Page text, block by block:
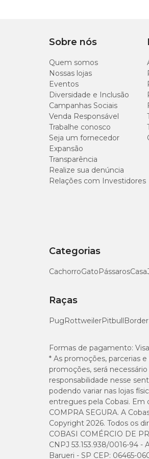
Guia para troca da areia
Caso você necessite mudar a
nova areia à antiga,
problemas.
Sobre nós
Quem somos
Nossas lojas
Eventos
Diversidade e Inclusão
Campanhas Sociais
Venda Responsável
Trabalhe conosco
Seja um fornecedor
Expansão
Transparência
Realize sua denúncia
Relações com Investidores
Categorias
CachorroGatoPássarosCasa
Raças
PugRottweilerPitbull
Formas de pagamento:
* As promoções, parcerias
promoções, será
responsabilidade nesse
podendo variar nas lojas
entregues pela Cobasi. Em
COMPRA SEGURA. A
Copyright 2026. Todos os
COBASI COMÉRCIO DE
CNPJ 53.153.938/0016-94 -
Barueri - SP CEP: 06465-